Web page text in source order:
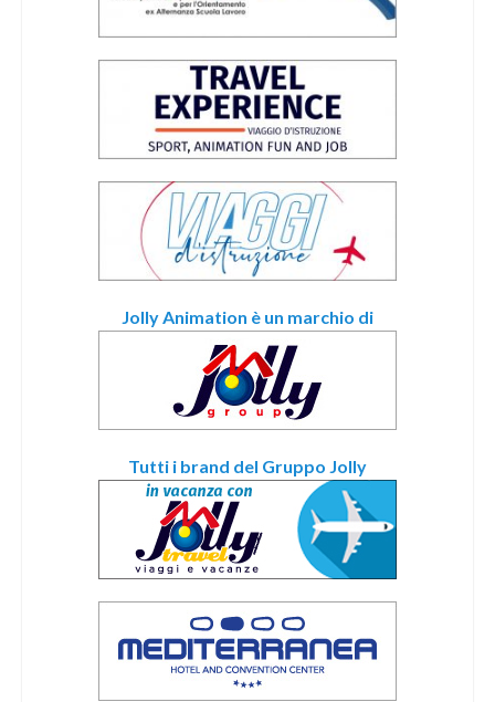
Jolly Animation è un marchio di
Tutti i brand del Gruppo Jolly